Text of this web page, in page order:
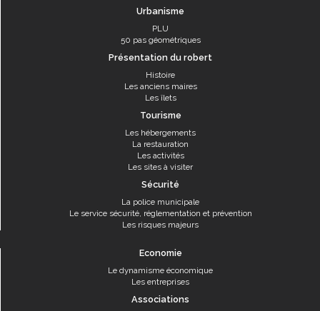
Urbanisme
PLU
50 pas géométriques
Présentation du robert
Histoire
Les anciens maires
Les îlets
Tourisme
Les hébergements
La restauration
Les activités
Les sites à visiter
Sécurité
La police municipale
Le service sécurité, réglementation et prévention
Les risques majeurs
Economie
Le dynamisme économique
Les entreprises
Associations